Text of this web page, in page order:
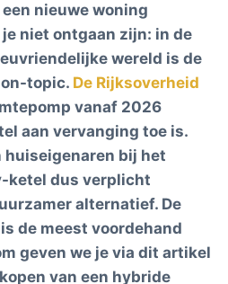
nieuwe woning
niet ontgaan zijn: in de
wereld is de
topic. De Rijksoverheid
vanaf 2026
aan vervanging toe is.
huiseigenaren bij het
ketel dus verplicht
alternatief. De
de meest voordehand
geven we je via dit artikel
van een hybride